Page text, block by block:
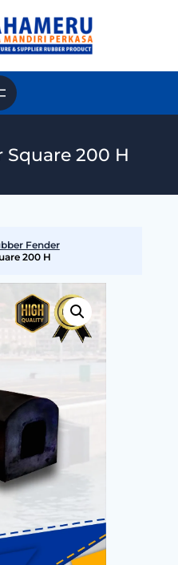
Square 200 H
Fender
200 H